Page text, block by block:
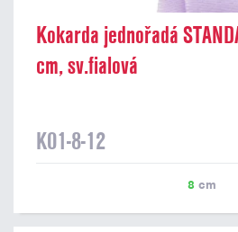
Kokarda jednořadá
cm, sv.fialová
K01-8-12
8 cm